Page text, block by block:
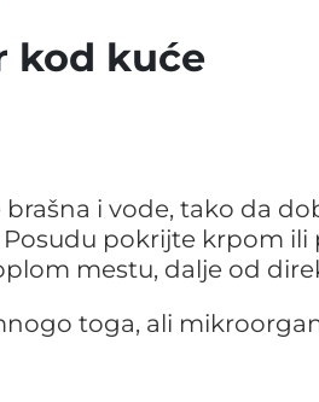
kod kuće
i vode, tako da
pokrijte krpom
mestu, dalje od
toga, ali